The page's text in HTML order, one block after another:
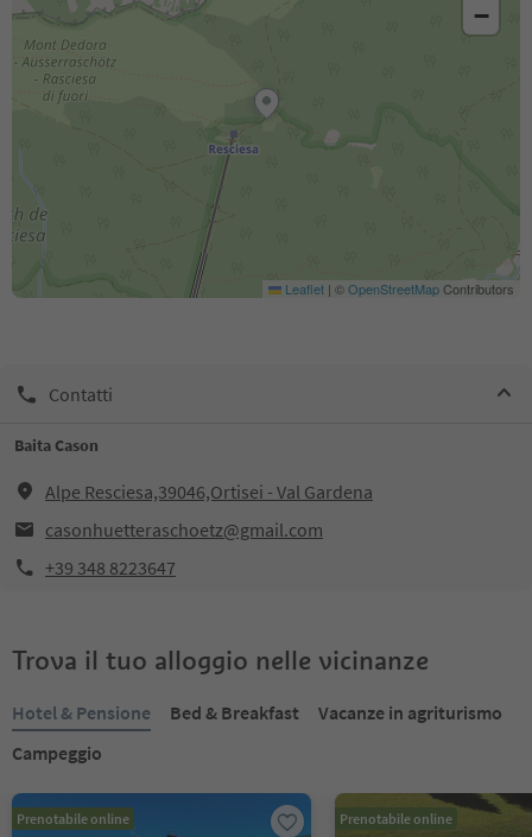
−
Leaflet | ©OpenStreetMapContributors
Contatti
Baita Cason
Alpe Resciesa,39046,Ortisei - Val Gardena
casonhuetteraschoetz@gmail.com
+39 348 8223647
Trova il tuo alloggio nelle vicinanze
Hotel & Pensione Bed & Breakfast
Vacanze in agriturismo
Campeggio
Prenotabile online Prenotabile online